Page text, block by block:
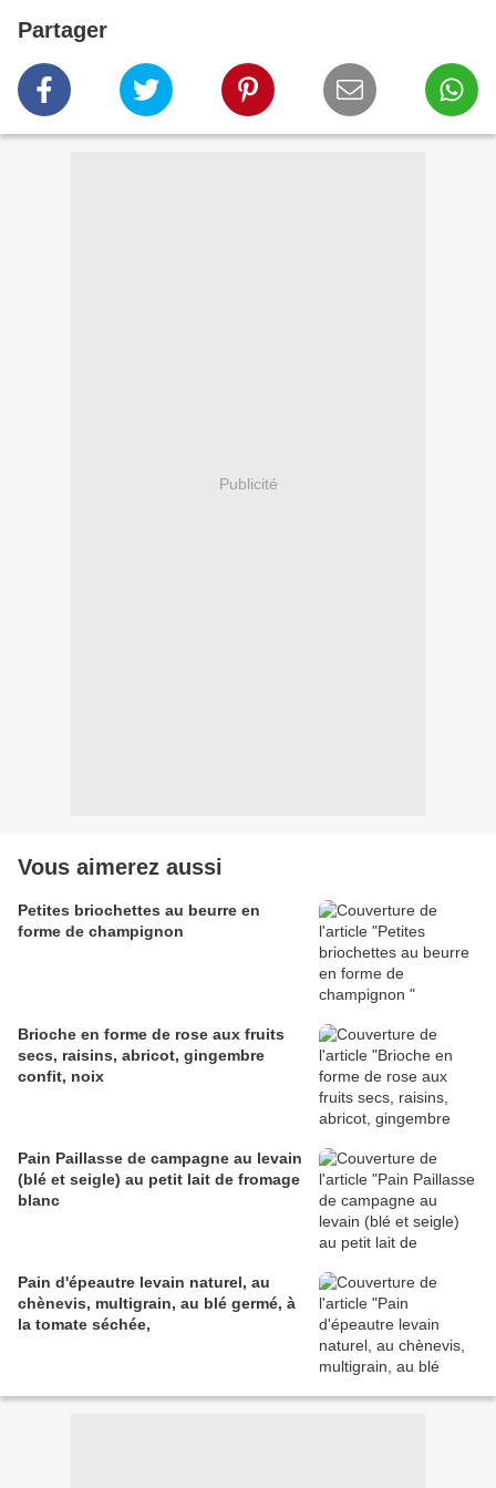
Partager
Publicité
Vous aimerez aussi
Petites briochettes au beurre en
forme de champignon
Brioche en forme de rose aux fruits
secs, raisins, abricot, gingembre
confit, noix
Pain Paillasse de campagne au levain
(blé et seigle) au petit lait de fromage
blanc
Pain d'épeautre levain naturel, au
chènevis, multigrain, au blé germé, à
la tomate séchée,